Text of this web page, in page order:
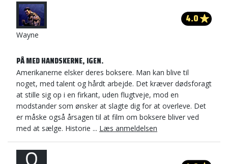
Wayne
4.0
PÅ MED HANDSKERNE, IGEN.
Amerikanerne elsker deres boksere. Man kan blive til
noget, med talent og hårdt arbejde. Det kræver dødsforagt
at stille sig op i en firkant, uden flugtveje, mod en
modstander som ønsker at slagte dig for at overleve. Det
er måske også årsagen til at film om boksere bliver ved
med at sælge. Historie ... Læs anmeldelsen